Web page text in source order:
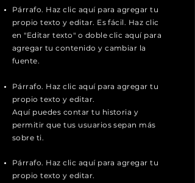
Párrafo. Haz clic aquí para agregar tu
propio texto y editar. Es fácil. Haz clic
en "Editar texto" o doble clic aquí para
agregar tu contenido y cambiar la
fuente.
Párrafo. Haz clic aquí para agregar tu
propio texto y editar.
Aquí puedes contar tu historia y
permitir que tus usuarios sepan más
sobre ti.
Párrafo. Haz clic aquí para agregar tu
propio texto y editar.